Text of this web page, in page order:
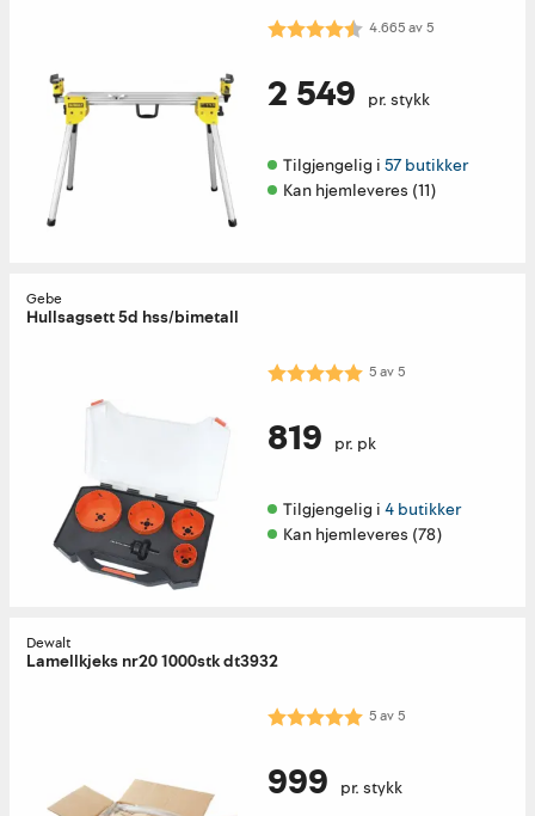
Karakter: 4.7 av 5 mulige
4.665av5
2 549 pr. stykk
Tilgjengelig i 57 butikker
Kan hjemleveres (11)
Gebe
Hullsagsett 5d hss/bimetall
Karakter: 5.0 av 5 mulige
5av5
819 pr. pk
Tilgjengelig i 4 butikker
Kan hjemleveres (78)
Dewalt
Lamellkjeks nr20 1000stk dt3932
Karakter: 5.0 av 5 mulige
5av5
999 pr. stykk